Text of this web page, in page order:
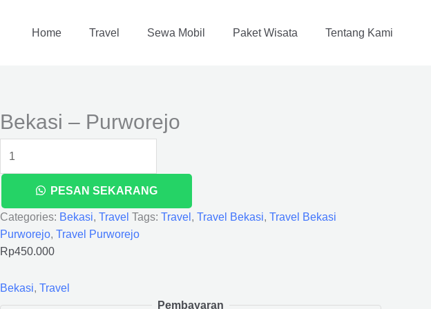
Home Travel Sewa Mobil Paket Wisata Tentang Kami
Bekasi – Purworejo
PESAN SEKARANG
Categories: Bekasi, Travel Tags: Travel , Travel Bekasi, Travel Bekasi
Purworejo, Travel Purworejo
Rp450.000
Bekasi, Travel
Pembayaran